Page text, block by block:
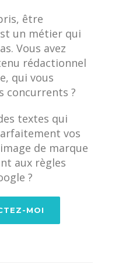
être
un métier qui
Vous avez
rédactionnel
qui vous
concurrents ?
textes qui
vos
de marque
aux règles
?
MOI